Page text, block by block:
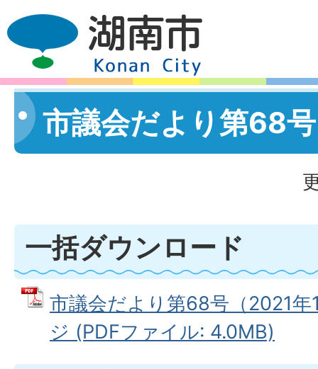
市議会だより第68号
一括ダウンロード
市議会だより第68号（2021年
ジ (PDFファイル: 4.0MB)